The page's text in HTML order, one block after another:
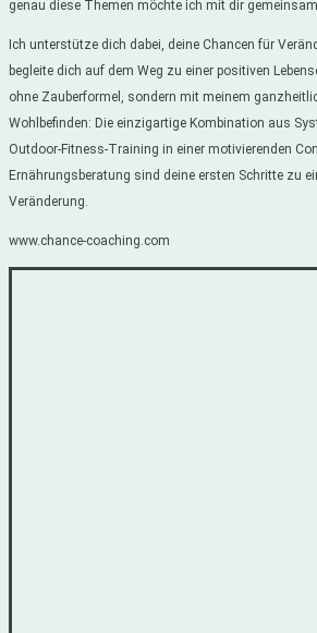
genau diese Themen möchte ich mit dir
Ich unterstütze dich dabei, deine Chancen für
begleite dich auf dem Weg zu einer positiven
ohne Zauberformel, sondern mit meinem
Wohlbefinden: Die einzigartige Kombination aus
Outdoor-Fitness-Training in einer motivierenden
Ernährungsberatung sind deine ersten Schritte zu
Veränderung.
www.chance-coaching.com